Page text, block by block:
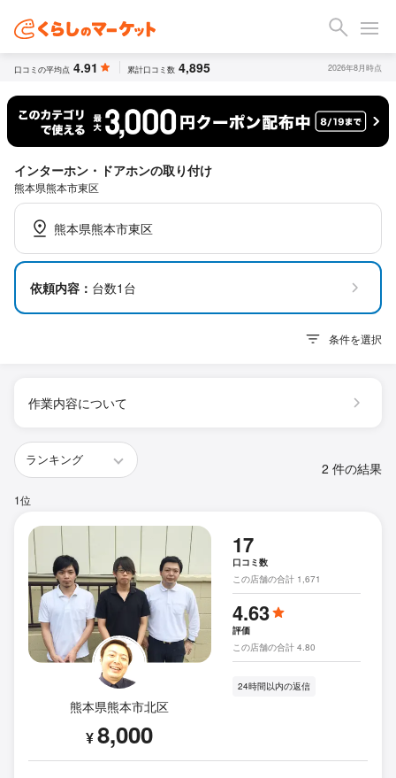
口コミの平均点 4.91 累計口コミ数 4,895 2026年8月時点
インターホン・ドアホンの取り付け
熊本県熊本市東区
熊本県熊本市東区
依頼内容： 台数1台
条件を選択
作業内容について
2 件の結果
1位
熊本県熊本市北区
¥8,000
17
口コミ数
この店舗の合計 1,671
4.63
評価
この店舗の合計 4.80
24時間以内の返信